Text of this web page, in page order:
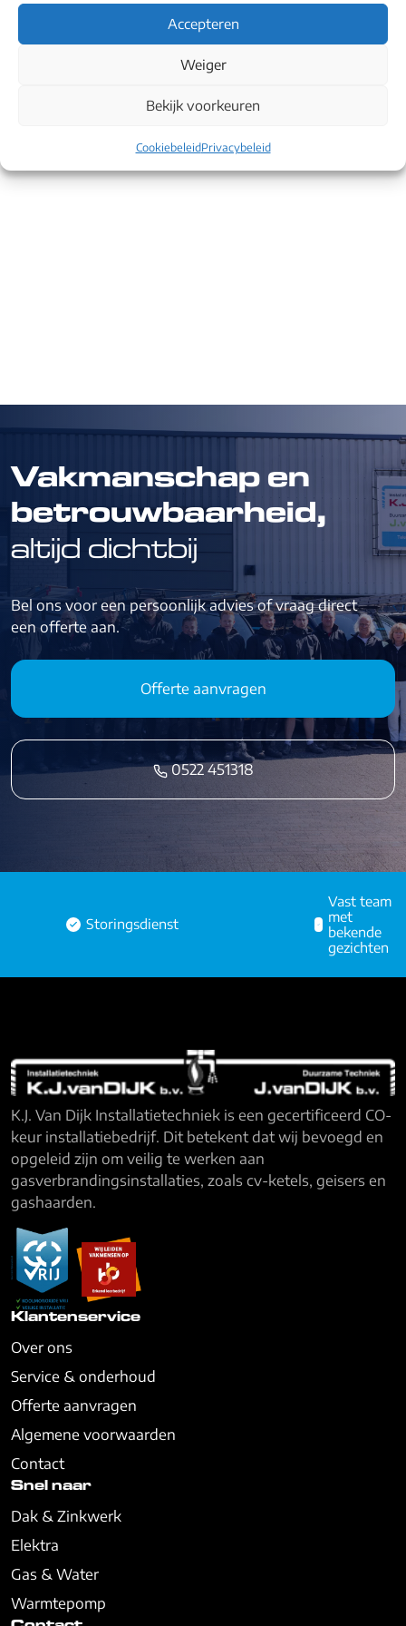
Accepteren
Weiger
Bekijk voorkeuren
CookiebeleidPrivacybeleid
Vakmanschap en
betrouwbaarheid,
altijd dichtbij
Bel ons voor een persoonlijk advies of vraag direct
een offerte aan.
Offerte aanvragen
0522 451318
K.J. Van Dijk Installatietechniek is een gecertificeerd CO-
keur installatiebedrijf. Dit betekent dat wij bevoegd en
opgeleid zijn om veilig te werken aan
gasverbrandingsinstallaties, zoals cv-ketels, geisers en
gashaarden.
Klantenservice
Over ons
Service & onderhoud
Offerte aanvragen
Algemene voorwaarden
Contact
Snel naar
Dak & Zinkwerk
Elektra
Gas & Water
Warmtepomp